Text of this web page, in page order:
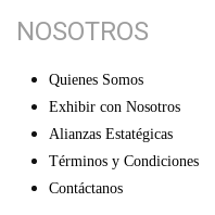
NOSOTROS
Quienes Somos
Exhibir con Nosotros
Alianzas Estatégicas
Términos y Condiciones
Contáctanos